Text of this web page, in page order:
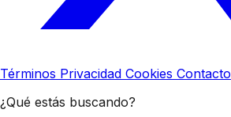
Términos Privacidad Cookies Contacto
¿Qué estás buscando?